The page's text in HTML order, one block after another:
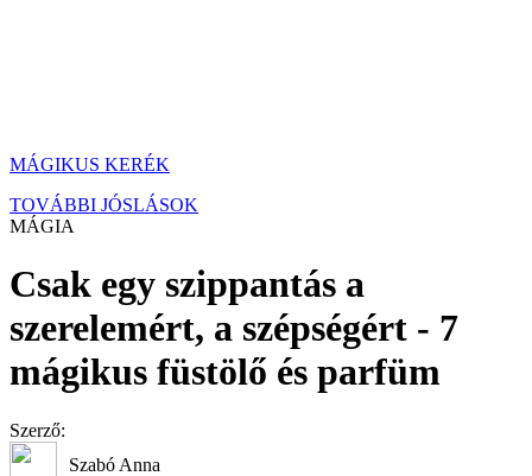
MÁGIKUS KERÉK
TOVÁBBI JÓSLÁSOK
MÁGIA
Csak egy szippantás a
szerelemért, a szépségért - 7
mágikus füstölő és parfüm
Szerző:
Szabó Anna